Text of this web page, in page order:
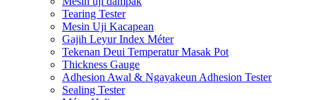
Tearing Tester
Mesin Uji Kacapean
Gajih Leyur Index Méter
Tekenan Deui Temperatur Masak Pot
Thickness Gauge
Adhesion Awal & Ngayakeun Adhesion Tester
Sealing Tester